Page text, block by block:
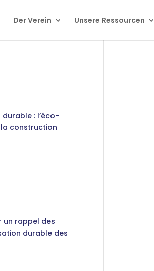
Der Verein Unsere Ressourcen
durable : l’éco-
construction
un rappel des
durable des